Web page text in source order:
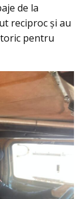
de la
reciproc și au
pentru